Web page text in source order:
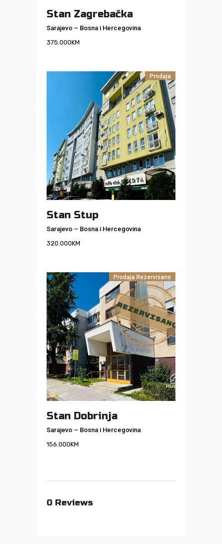
Stan Zagrebačka
Sarajevo – Bosna i Hercegovina
375.000KM
Prodaja
Stan Stup
Sarajevo – Bosna i Hercegovina
320.000KM
Prodaja Rezervisano
Stan Dobrinja
Sarajevo – Bosna i Hercegovina
156.000KM
0 Reviews